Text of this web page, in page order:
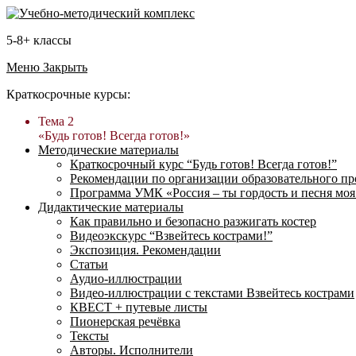
5-8+ классы
Меню Закрыть
Краткосрочные курсы:
Тема 2
«Будь готов! Всегда готов!»
Методические материалы
Краткосрочный курс “Будь готов! Всегда готов!”
Рекомендации по организации образовательного
Программа УМК «Россия – ты гордость и песня
Дидактические материалы
Как правильно и безопасно разжигать костер
Видеоэкскурс “Взвейтесь кострами!”
Экспозиция. Рекомендации
Статьи
Аудио-иллюстрации
Видео-иллюстрации с текстами Взвейтесь кострами
КВЕСТ + путевые листы
Пионерская речёвка
Тексты
Авторы. Исполнители